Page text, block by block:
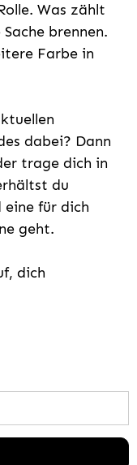
Was zählt
brennen.
Farbe in
dabei? Dann
trage dich in
du
für dich
geht.
dich